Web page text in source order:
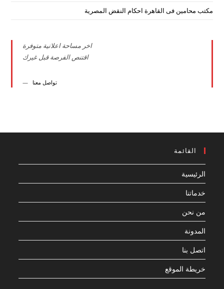
مكتب محامين فى القاهرة احكام النقض المصرية
اخر مساحة اعلانية متوفرة
اقتنص الفرصة قبل غيرك
تواصل معنا
القائمة
الرئيسية
خدماتنا
من نحن
المدونة
اتصل بنا
خريطة الموقع